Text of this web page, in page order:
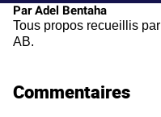
Par Adel Bentaha
Tous propos recueillis par
AB.
Commentaires